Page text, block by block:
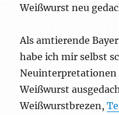
Weißwurst neu
Als amtierende
habe ich mir selbst
Neuinterpretationen
Weißwurst
Weißwurstbrezen,